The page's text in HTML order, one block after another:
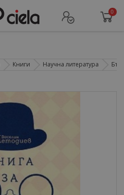
0
Книги Научна литература